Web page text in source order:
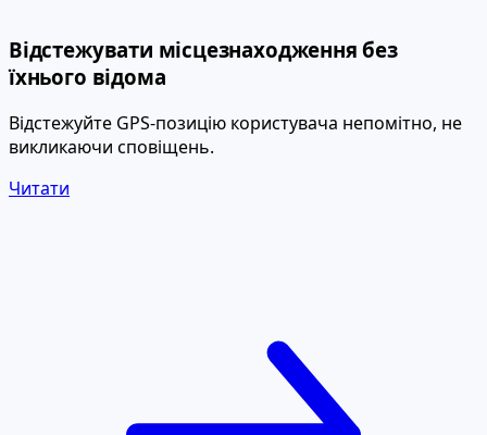
Відстежувати місцезнаходження без
їхнього відома
Відстежуйте GPS-позицію користувача непомітно, не
викликаючи сповіщень.
Читати